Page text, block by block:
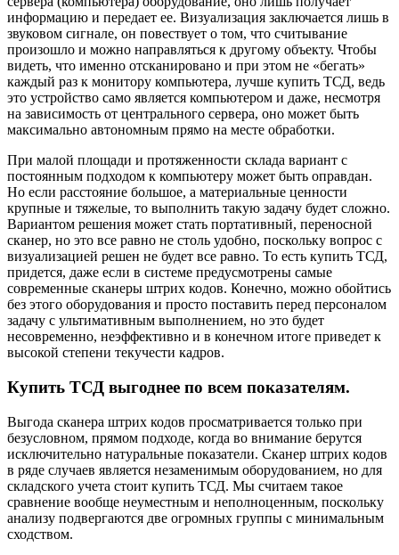
информацию и передает ее. Визуализация заключается лишь в
звуковом сигнале, он повествует о том, что считывание
произошло и можно направляться к другому объекту. Чтобы
видеть, что именно отсканировано и при этом не «бегать»
каждый раз к монитору компьютера, лучше купить ТСД, ведь
это устройство само является компьютером и даже, несмотря
на зависимость от центрального сервера, оно может быть
максимально автономным прямо на месте обработки.
При малой площади и протяженности склада вариант с
постоянным подходом к компьютеру может быть оправдан.
Но если расстояние большое, а материальные ценности
крупные и тяжелые, то выполнить такую задачу будет сложно.
Вариантом решения может стать портативный, переносной
сканер, но это все равно не столь удобно, поскольку вопрос с
визуализацией решен не будет все равно. То есть купить ТСД,
придется, даже если в системе предусмотрены самые
современные сканеры штрих кодов. Конечно, можно обойтись
без этого оборудования и просто поставить перед персоналом
задачу с ультимативным выполнением, но это будет
несовременно, неэффективно и в конечном итоге приведет к
высокой степени текучести кадров.
Купить ТСД выгоднее по всем показателям.
Выгода сканера штрих кодов просматривается только при
безусловном, прямом подходе, когда во внимание берутся
исключительно натуральные показатели. Сканер штрих кодов
в ряде случаев является незаменимым оборудованием, но для
складского учета стоит купить ТСД. Мы считаем такое
сравнение вообще неуместным и неполноценным, поскольку
анализу подвергаются две огромных группы с минимальным
сходством.